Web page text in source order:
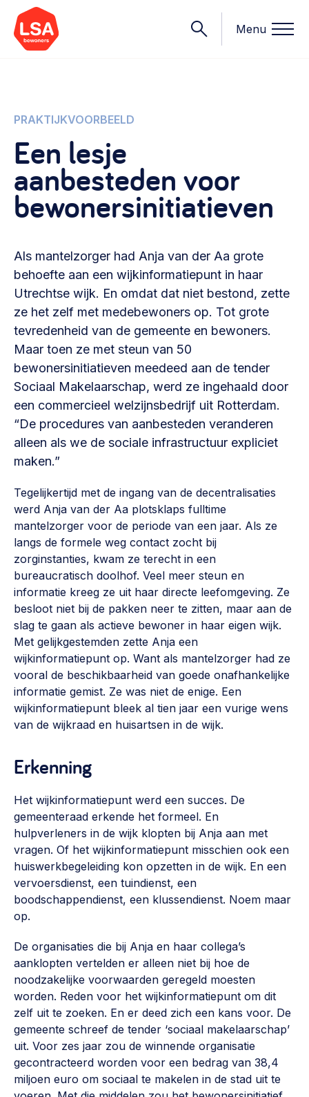
Menu
Onderwerpen
Starten van een initiatief
Rechtsvormen, positionering, organisatiemodellen >
Financiën
Organisatie en beheer
Bestuur, horeca, evenementen, verhuur en communicatie >
Vrijwilligers en medewerkers
Werving, contracten en vergoedingen, betaalde krachten
>
Eigen gebouw
Huren of kopen, maatschappelijk vastgoed,
Sociaal ondernemen
Bewonersbedrijf starten, ondernemingsplan maken >
Buurtbewoners verbinden
Community building en ABCD, welkomstcultuur >
Zorgzame gemeenschappen
Betrokken buurten, contact stimuleren, netwerken
uitbreiden >
Wijkaanpak
Werken aan de wijk, ABCD, WijkWijzer >
Weerbare gemeenschappen
Voorbereiden op crisis, noodsteunpunten,
ontmoetingsplekken >
Buurtenergie
Meebeslissen
Samenwerken en lokale politiek
Lobbyen, invloed uitoefenen, maatschappelijke impact >
Omgevingswet en gebiedsontwikkeling
invoering omgevingswet, participatie,
gebiedsontwikkeling>
Wat we doen
Onze leden
Contact
Nieuws
Opinie
Bijeenkomsten
Lid worden
Vraag stellen
info@lsabewoners.nl
PRAKTIJKVOORBEELD
Een lesje
aanbesteden voor
bewonersinitiatieven
Als mantelzorger had Anja van der Aa grote
behoefte aan een wijkinformatiepunt in haar
Utrechtse wijk. En omdat dat niet bestond, zette
ze het zelf met medebewoners op. Tot grote
tevredenheid van de gemeente en bewoners.
Maar toen ze met steun van 50
bewonersinitiatieven meedeed aan de tender
Sociaal Makelaarschap, werd ze ingehaald door
een commercieel welzijnsbedrijf uit Rotterdam.
“De procedures van aanbesteden veranderen
alleen als we de sociale infrastructuur expliciet
maken.”
Tegelijkertijd met de ingang van de decentralisaties
werd Anja van der Aa plotsklaps fulltime
mantelzorger voor de periode van een jaar. Als ze
langs de formele weg contact zocht bij
zorginstanties, kwam ze terecht in een
bureaucratisch doolhof. Veel meer steun en
informatie kreeg ze uit haar directe leefomgeving. Ze
besloot niet bij de pakken neer te zitten, maar aan de
slag te gaan als actieve bewoner in haar eigen wijk.
Met gelijkgestemden zette Anja een
wijkinformatiepunt op. Want als mantelzorger had ze
vooral de beschikbaarheid van goede onafhankelijke
informatie gemist. Ze was niet de enige. Een
wijkinformatiepunt bleek al tien jaar een vurige wens
van de wijkraad en huisartsen in de wijk.
Erkenning
Het wijkinformatiepunt werd een succes. De
gemeenteraad erkende het formeel. En
hulpverleners in de wijk klopten bij Anja aan met
vragen. Of het wijkinformatiepunt misschien ook een
huiswerkbegeleiding kon opzetten in de wijk. En een
vervoersdienst, een tuindienst, een
boodschappendienst, een klussendienst. Noem maar
op.
De organisaties die bij Anja en haar collega’s
aanklopten vertelden er alleen niet bij hoe de
noodzakelijke voorwaarden geregeld moesten
worden. Reden voor het wijkinformatiepunt om dit
zelf uit te zoeken. En er deed zich een kans voor. De
gemeente schreef de tender ‘sociaal makelaarschap’
uit. Voor zes jaar zou de winnende organisatie
gecontracteerd worden voor een bedrag van 38,4
miljoen euro om sociaal te makelen in de stad uit te